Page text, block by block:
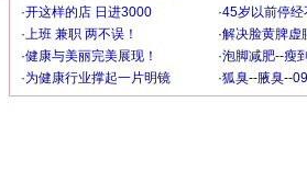
·开这样的店 日进3000 ·45岁以前停经
·上班 兼职 两不误！ ·解决脸黄脾虚
·健康与美丽完美展现！ ·泡脚减肥--瘦
·为健康行业撑起一片明镜 ·狐臭--腋臭--